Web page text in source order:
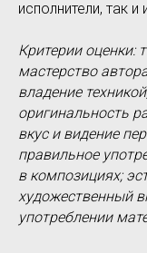
исполнители, так и
Критерии оценки:
мастерство
владение
оригинальность
вкус и видение
правильное
в композициях;
художественный
употреблении